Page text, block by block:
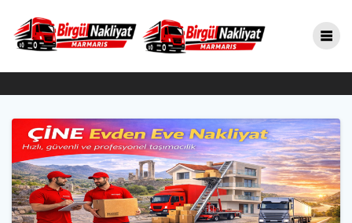
to
content
Çine Evden Eve Nakliyat